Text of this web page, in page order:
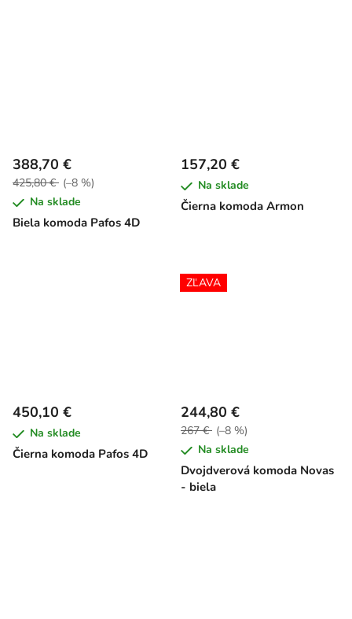
Biela komoda Pafos 4D
388,70 €
425,80 € (–8 %)
Na sklade
Čierna komoda Armon
157,20 €
Na sklade
Čierna komoda Pafos 4D
450,10 €
Na sklade
ZĽAVA
Dvojdverová komoda Novas
- biela
244,80 €
267 € (–8 %)
Na sklade